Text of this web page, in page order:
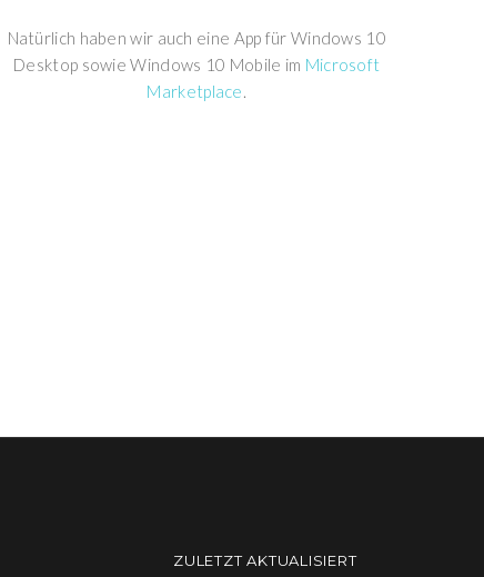
Natürlich haben wir auch eine App für Windows 10
Desktop sowie Windows 10 Mobile im Microsoft
Marketplace.
ZULETZT AKTUALISIERT